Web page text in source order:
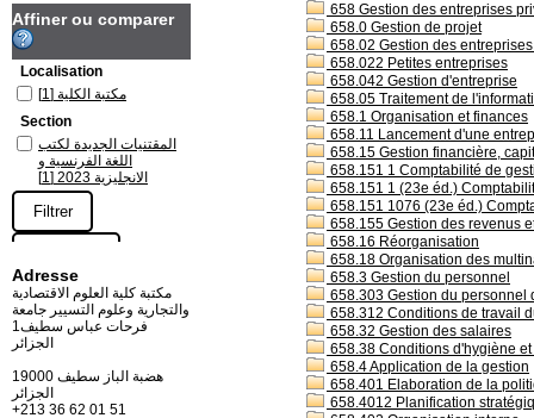
658 Gestion des entreprises
658.0 Gestion de projet
658.02 Gestion des
658.022 Petites entreprises
658.042 Gestion d'entreprise
658.05 Traitement de
658.1 Organisation et finances
658.11 Lancement d'une
658.15 Gestion financière,
658.151 1 Comptabilité de
658.151 1 (23e éd.)
658.151 1076 (23e éd.)
658.155 Gestion des revenus
658.16 Réorganisation
658.18 Organisation des
658.3 Gestion du personnel
658.303 Gestion du
658.312 Conditions de travail
658.32 Gestion des salaires
658.38 Conditions d'hygiène
658.4 Application de la gestion
658.401 Elaboration de la
658.4012 Planification
Affiner ou comparer
Localisation
مكتبة الكلية [1]
Section
المقتنيات الجديدة لكتب
اللغة الفرنسية و
الانجليزية 2023
[1]
Adresse
مكتبة كلية العلوم الاقتصادية
والتجارية وعلوم التسيير جامعة
فرحات عباس سطيف1
الجزائر
19000 هضبة الباز سطيف
+213 36 62 01 51